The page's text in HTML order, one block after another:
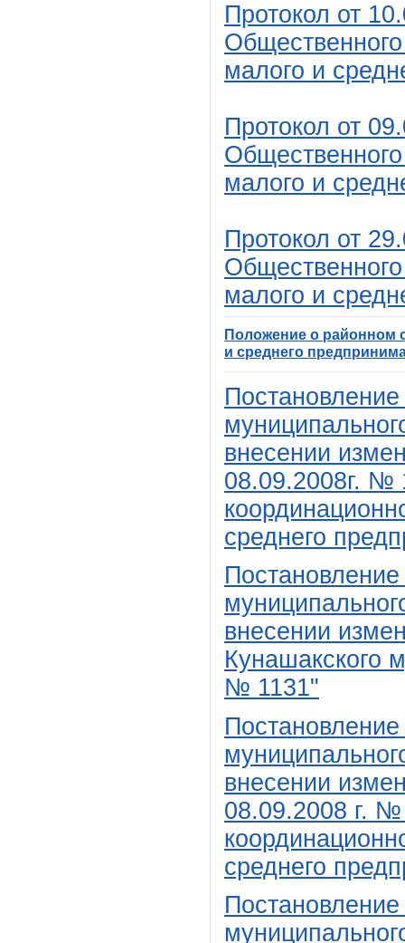
Протокол от 10
малого и
Протокол от
малого и
Протокол от 29
малого и
Положение о районном
и среднего
внесении
08.09.2008г. №
среднего
внесении
Кунашакского
№ 1131"
внесении
08.09.2008 г.
среднего